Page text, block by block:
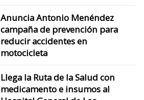
Anuncia Antonio Menéndez
campaña de prevención para
reducir accidentes en
motocicleta
Llega la Ruta de la Salud con
medicamento e insumos al